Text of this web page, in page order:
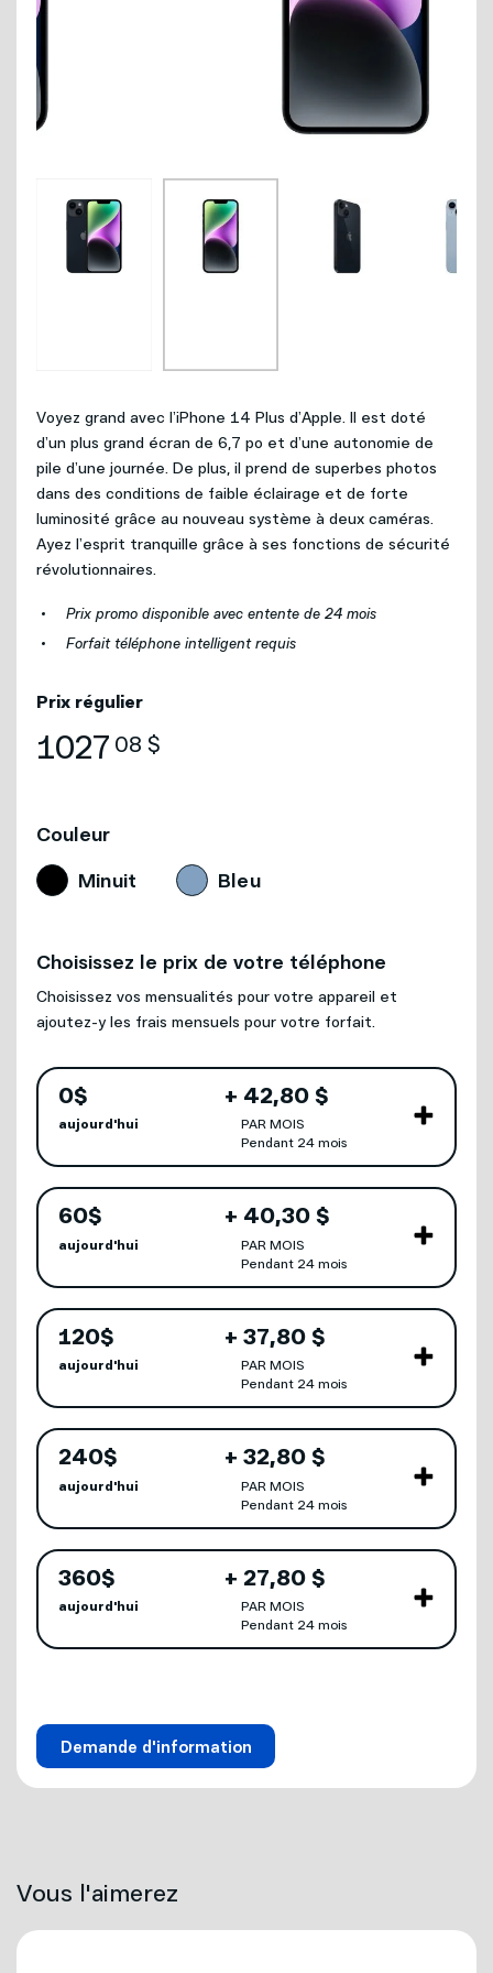
Capsules vidéos
Nouvelles adresses
Projets cellulaires
Carrières
Nous joindre
Voyez grand avec l’iPhone 14 Plus d’Apple. Il est doté
d’un plus grand écran de 6,7 po et d’une autonomie de
pile d’une journée. De plus, il prend de superbes photos
dans des conditions de faible éclairage et de forte
luminosité grâce au nouveau système à deux caméras.
Ayez l’esprit tranquille grâce à ses fonctions de sécurité
révolutionnaires.
Prix promo disponible avec entente de 24 mois
Forfait téléphone intelligent requis
Prix régulier
1027 08 $
Couleur
Minuit
Bleu
Choisissez le prix de votre téléphone
Choisissez vos mensualités pour votre appareil et
ajoutez-y les frais mensuels pour votre forfait.
0$
aujourd'hui
+ 42,80 $
PAR MOIS
Pendant 24 mois
Votre achat comprend
60$
aujourd'hui
+ 40,30 $
PAR MOIS
Pendant 24 mois
Votre achat comprend
120$
aujourd'hui
+ 37,80 $
PAR MOIS
Pendant 24 mois
Votre achat comprend
240$
aujourd'hui
+ 32,80 $
PAR MOIS
Pendant 24 mois
Votre achat comprend
360$
aujourd'hui
+ 27,80 $
PAR MOIS
Pendant 24 mois
Demande d'information
Vous l'aimerez
Demande d'information
Adresse *
Ville *